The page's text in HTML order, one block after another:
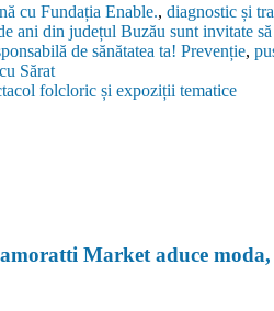
cu Fundația Enable., diagnostic și
ani din județul Buzău sunt invitate
de sănătatea ta! Prevenție,
Sărat
folcloric și expoziții tematice
Market aduce